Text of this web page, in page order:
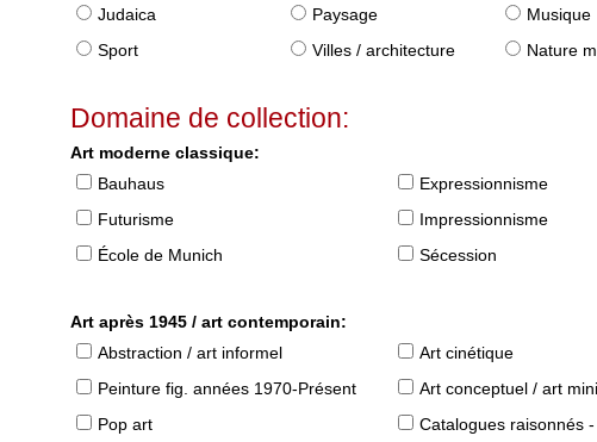
Judaica
Paysage Musique
Sport
Villes / architecture Nature
Domaine de collection:
Art moderne classique:
Bauhaus
Expressionnisme
Futurisme
Impressionnisme
École de Munich
Sécession
Art après 1945 / art contemporain:
Abstraction / art informel
Art cinétique
Peinture fig. années 1970-Présent
Art conceptuel / art
Pop art
Catalogues raisonnés -